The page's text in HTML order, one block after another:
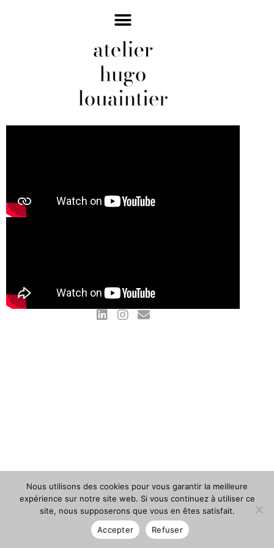
Nous utilisons des cookies pour vous garantir la meilleure
expérience sur notre site web. Si vous continuez à utiliser ce
site, nous supposerons que vous en êtes satisfait.
Accepter
Refuser